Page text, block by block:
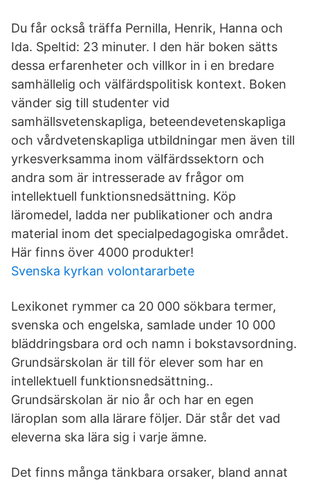
Du får också träffa Pernilla, Henrik, Hanna och
Ida. Speltid: 23 minuter. I den här boken sätts
dessa erfarenheter och villkor in i en bredare
samhällelig och välfärdspolitisk kontext. Boken
vänder sig till studenter vid
samhällsvetenskapliga, beteendevetenskapliga
och vårdvetenskapliga utbildningar men även till
yrkesverksamma inom välfärdssektorn och
andra som är intresserade av frågor om
intellektuell funktionsnedsättning. Köp
läromedel, ladda ner publikationer och andra
material inom det specialpedagogiska området.
Här finns över 4000 produkter!
Svenska kyrkan volontararbete
Lexikonet rymmer ca 20 000 sökbara termer,
svenska och engelska, samlade under 10 000
bläddringsbara ord och namn i bokstavsordning.
Grundsärskolan är till för elever som har en
intellektuell funktionsnedsättning..
Grundsärskolan är nio år och har en egen
läroplan som alla lärare följer. Där står det vad
eleverna ska lära sig i varje ämne.
Det finns många tänkbara orsaker, bland annat